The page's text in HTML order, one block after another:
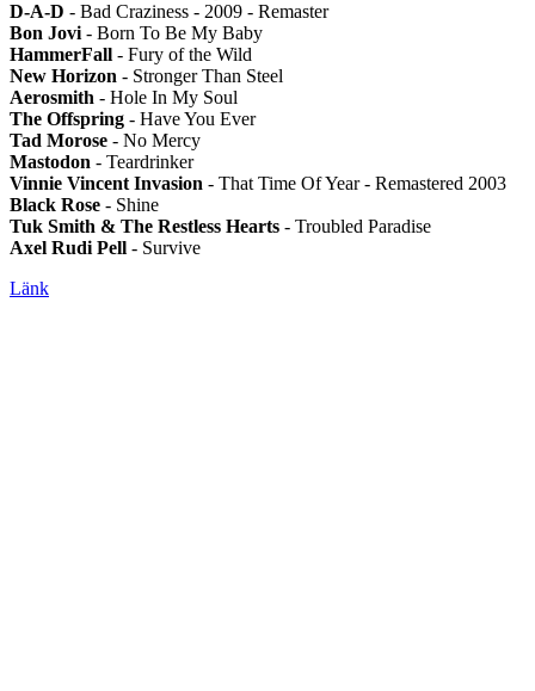
D-A-D - Bad Craziness - 2009 - Remaster
Bon Jovi - Born To Be My Baby
HammerFall - Fury of the Wild
New Horizon - Stronger Than Steel
Aerosmith - Hole In My Soul
The Offspring - Have You Ever
Tad Morose - No Mercy
Mastodon - Teardrinker
Vinnie Vincent Invasion - That Time Of Year - Remastered 2003
Black Rose - Shine
Tuk Smith & The Restless Hearts - Troubled Paradise
Axel Rudi Pell - Survive
Länk